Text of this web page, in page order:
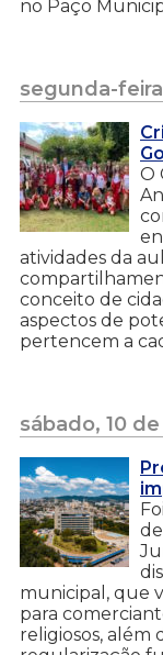
no Paço
segunda-
O
atividades da
conceito de
aspectos de
pertencem a
sábado, 10
municipal, que
para
religiosos, além